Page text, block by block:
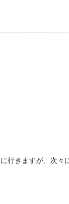
行きますが、次々